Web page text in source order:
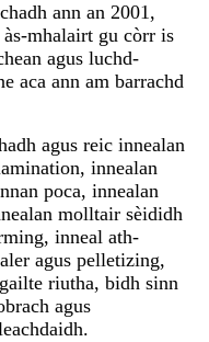
ann an 2001,
às-mhalairt gu còrr is
agus luchd-
aca ann am barrachd
agus reic innealan
innealan
poca, innealan
molltair sèididh
inneal ath-
agus pelletizing,
riutha, bidh sinn
agus